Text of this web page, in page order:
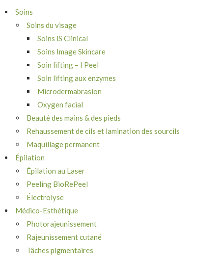
Soins
Soins du visage
Soins iS Clinical
Soins Image Skincare
Soin lifting – I Peel
Soin lifting aux enzymes
Microdermabrasion
Oxygen facial
Beauté des mains & des pieds
Rehaussement de cils et lamination des sourcils
Maquillage permanent
Épilation
Épilation au Laser
Peeling BioRePeel
Électrolyse
Médico-Esthétique
Photorajeunissement
Rajeunissement cutané
Tâches pigmentaires